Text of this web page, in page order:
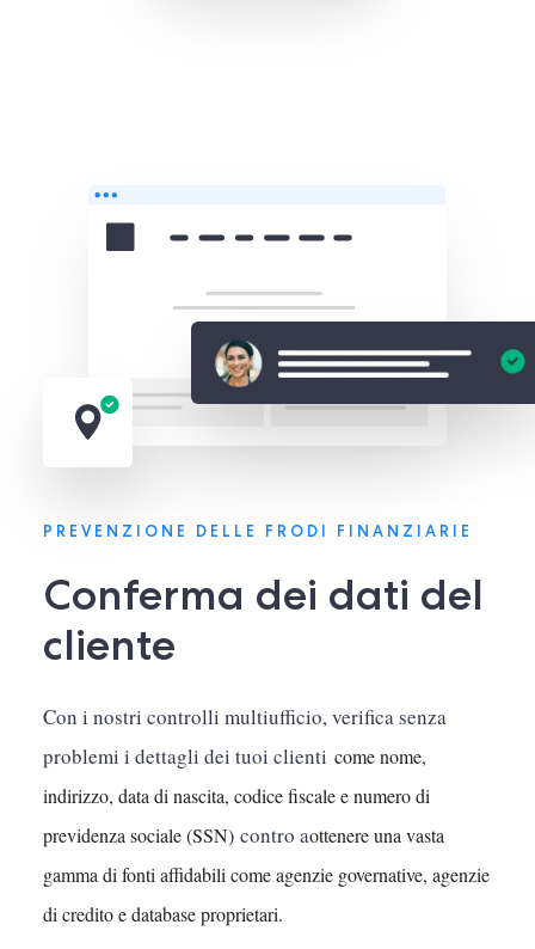
PREVENZIONE DELLE FRODI FINANZIARIE
Conferma dei dati del
cliente
Con i nostri controlli multiufficio, verifica senza
problemi i dettagli dei tuoi clienti come nome,
indirizzo, data di nascita, codice fiscale e numero di
previdenza sociale (SSN) contro aottenere una vasta
gamma di fonti affidabili come agenzie governative, agenzie
di credito e database proprietari.